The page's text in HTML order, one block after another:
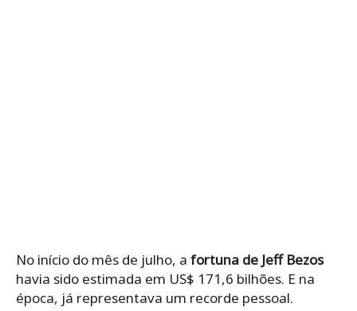
No início do mês de julho, a fortuna de Jeff Bezos
havia sido estimada em US$ 171,6 bilhões. E na
época, já representava um recorde pessoal.